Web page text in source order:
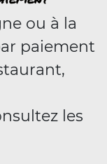
ou à la
paiement
les